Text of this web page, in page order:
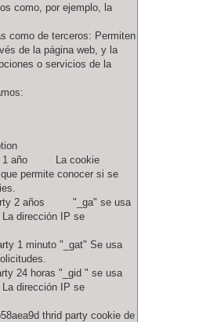
como, por ejemplo, la
como de terceros: Permiten
de la página web, y la
o servicios de la
1 año La cookie
permite conocer si se
2 años "_ga" se usa
dirección IP se
1 minuto "_gat" Se usa
24 horas "_gid " se usa
dirección IP se
thrid party cookie de